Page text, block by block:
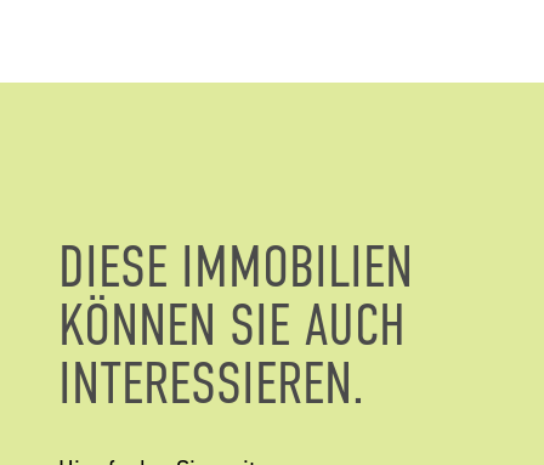
DIESE IMMOBILIEN
KÖNNEN SIE AUCH
INTERESSIEREN.